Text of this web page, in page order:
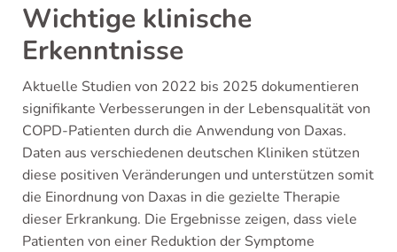
Wichtige klinische
Erkenntnisse
Aktuelle Studien von 2022 bis 2025 dokumentieren
signifikante Verbesserungen in der Lebensqualität von
COPD-Patienten durch die Anwendung von Daxas.
Daten aus verschiedenen deutschen Kliniken stützen
diese positiven Veränderungen und unterstützen somit
die Einordnung von Daxas in die gezielte Therapie
dieser Erkrankung. Die Ergebnisse zeigen, dass viele
Patienten von einer Reduktion der Symptome